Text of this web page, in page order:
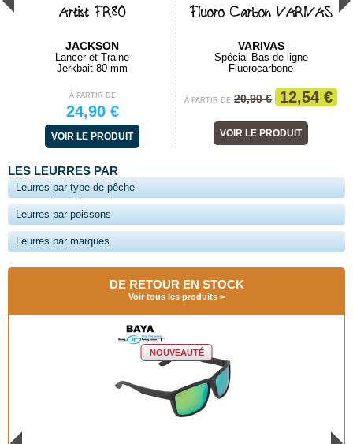
Artist FR80
JACKSON
Lancer et Traine
Jerkbait 80 mm
À PARTIR DE
24,90 €
VOIR LE PRODUIT
Fluoro Carbon VARIVAS
VARIVAS
Spécial Bas de ligne
Fluorocarbone
À PARTIR DE 20,90 € 12,54 €
VOIR LE PRODUIT
LES LEURRES PAR
Leurres par type de pêche
Leurres par poissons
Leurres par marques
DE RETOUR EN STOCK
Voir tous les produits
NOUVEAUTÉ